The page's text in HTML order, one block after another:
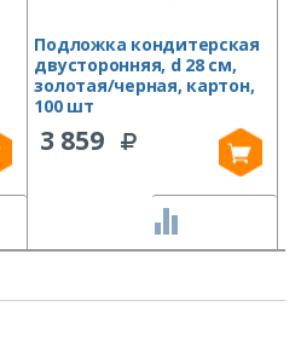
Подложка кондитерская
двусторонняя, d 28 см,
золотая/черная, картон,
100 шт
3 859